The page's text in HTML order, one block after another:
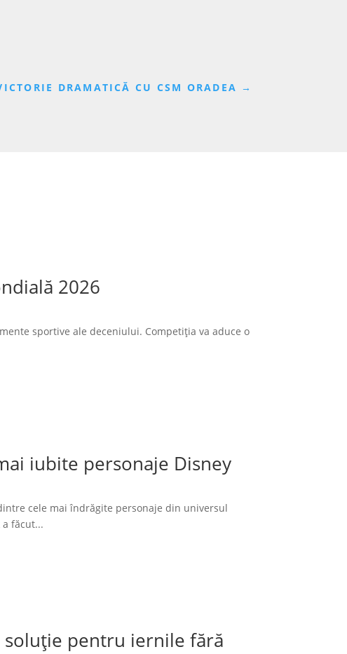
DRAMATICĂ CU CSM ORADEA →
2026
sportive ale deceniului. Competiția va aduce o
iubite personaje Disney
cele mai îndrăgite personaje din universul
făcut...
soluție pentru iernile fără